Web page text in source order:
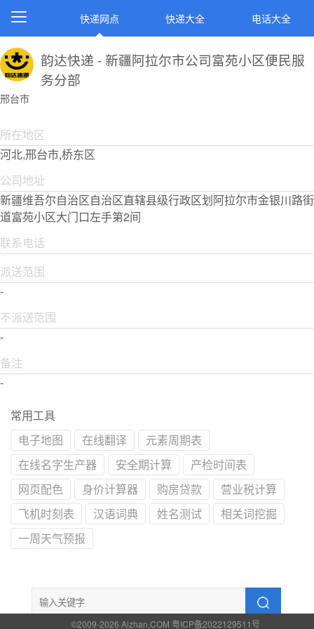
快递网点 快递大全 电话大全
韵达快递 - 新疆阿拉尔市公司富苑小区便民服
务分部
邢台市
所在地区
河北,邢台市,桥东区
公司地址
新疆维吾尔自治区自治区直辖县级行政区划阿拉尔市金银川路街
道富苑小区大门口左手第2间
联系电话
派送范围
-
不派送范围
-
备注
-
常用工具
电子地图
在线翻译
元素周期表
在线名字生产器
安全期计算
产检时间表
网页配色
身价计算器 购房贷款
营业税计算
飞机时刻表
汉语词典 姓名测试
相关词挖掘
一周天气预报
©2009-2026 Aizhan.COM 粤ICP备2022129511号